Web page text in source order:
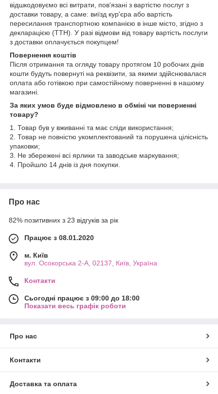
відшкодовуємо всі витрати, пов'язані з вартістю послуг з
доставки товару, а саме: виїзд кур'єра або вартість
пересилання транспортною компанією в інше місто, згідно з
декларацією (ТТН). У разі відмови від товару вартість послуги
з доставки оплачується покупцем!
Повернення коштів
Після отримання та огляду товару протягом 10 робочих днів
кошти будуть повернуті на реквізити, за якими здійснювалася
оплата або готівкою при самостійному поверненні в нашому
магазині.
За яких умов буде відмовлено в обміні чи поверненні
товару?
1. Товар був у вживанні та має сліди використання;
2. Товар не повністю укомплектований та порушена цілісність
упаковки;
3. Не збережені всі ярлики та заводське маркування;
4. Пройшло 14 днів із дня покупки.
Про нас
82% позитивних з 23 відгуків за рік
Працює з 08.01.2020
м. Київ
вул. Осокорська 2-А, 02137, Київ, Україна
Контакти
Сьогодні працює з 09:00 до 18:00
Показати весь графік роботи
Про нас
Контакти
Доставка та оплата